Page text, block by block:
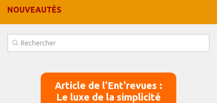
Panier
Contact
NOUVEAUTÉS
Article de l'Ent'revues :
Le luxe de la simplicité